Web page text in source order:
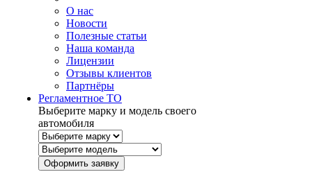
О нас
Новости
Полезные статьи
Наша команда
Лицензии
Отзывы клиентов
Партнёры
Регламентное ТО
Выберите марку и модель своего
автомобиля